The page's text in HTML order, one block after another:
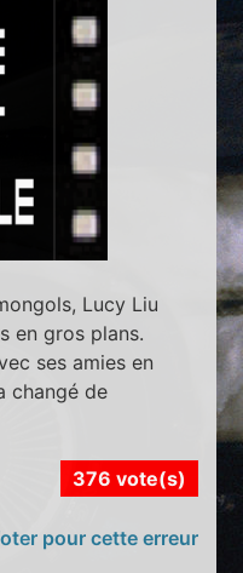
Lucy Liu
en gros plans.
ses amies en
changé de
376 vote(s)
pour cette erreur